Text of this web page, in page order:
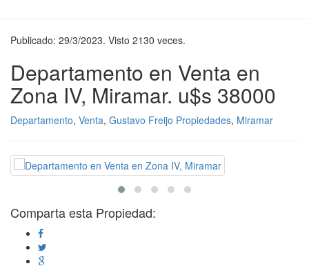
Publicado: 29/3/2023. Visto 2130 veces.
Departamento en Venta en
Zona IV, Miramar. u$s 38000
Departamento, Venta, Gustavo Freijo Propiedades, Miramar
Comparta esta Propiedad: